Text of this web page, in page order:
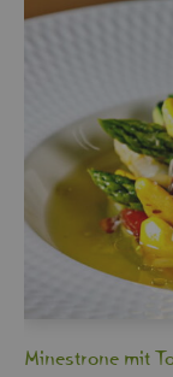
Min­es­tro­ne mit